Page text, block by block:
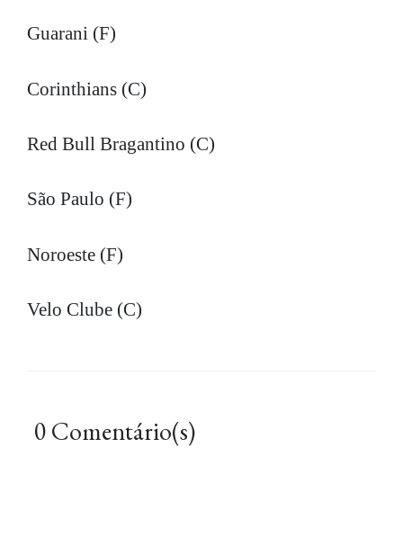
Guarani (F)
Corinthians (C)
Red Bull Bragantino (C)
São Paulo (F)
Noroeste (F)
Velo Clube (C)
0 Comentário(s)